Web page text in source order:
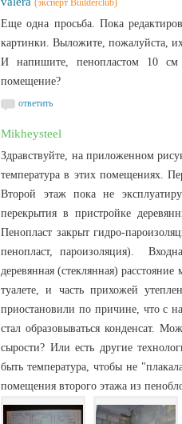
Еще одна просьба. Пока
картинки. Выложите, пожалуйста,
И напишите, пенопластом 10 см
помещение?
ответить
Mikheysteel
Здравствуйте, на приложенном
температура в этих помещениях.
Второй этаж пока не
перекрытия в пристройке
Пенопласт закрыт гидро-
пенопласт, пароизоляция).
деревянная (стеклянная)
туалете, и часть прихожей
приостановили по причине, что с
стал образовываться конденсат.
сырости? Или есть другие
быть температура, чтобы не
помещения второго этажа из